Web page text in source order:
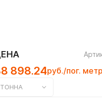
898.24руб./пог. метр
ТОННА